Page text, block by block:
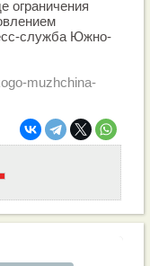
ограничения
служба Южно-
muzhchina-